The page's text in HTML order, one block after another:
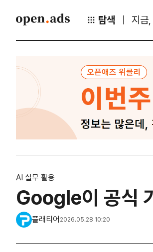
탐색 지금
AI 실무 활용
Google이 공식
플래티어 2026.05.28 10:20